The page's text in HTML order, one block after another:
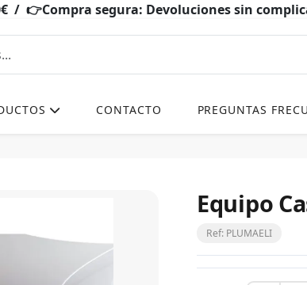
👉Compra segura: Devoluciones sin
CONTACTO PREGUNTAS
Equipo
Ref: PLUMAELI